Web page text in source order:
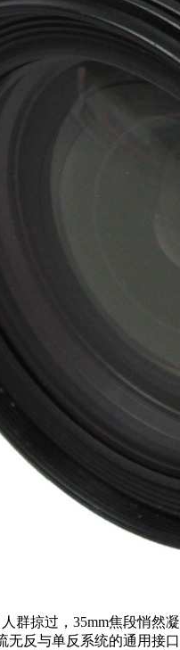
群掠过，35mm焦段悄
无反与单反系统的通用